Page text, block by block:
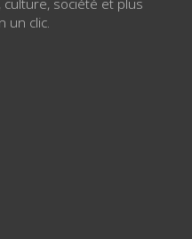
un clic.